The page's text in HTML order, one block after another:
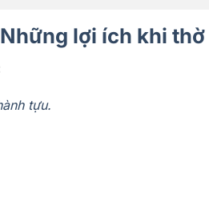
Những lợi ích khi thờ
tựu.